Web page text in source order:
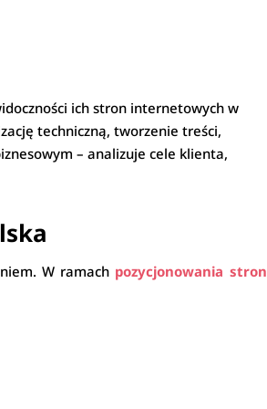
ich stron internetowych w
techniczną, tworzenie treści,
– analizuje cele klienta,
W ramach pozycjonowania stron